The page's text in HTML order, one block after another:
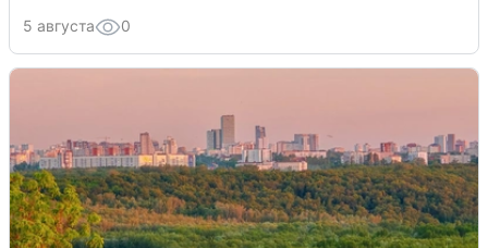
5 августа 0